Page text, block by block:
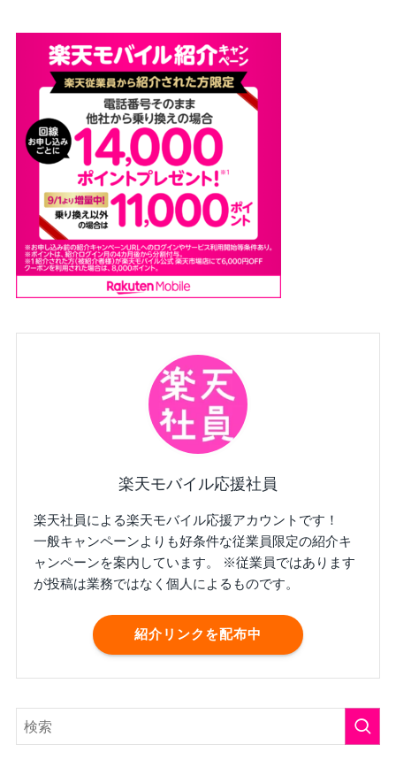
楽天モバイル応援社員
楽天社員による楽天モバイル応援アカウントです！
一般キャンペーンよりも好条件な従業員限定の紹介キ
ャンペーンを案内しています。 ※従業員ではあります
が投稿は業務ではなく個人によるものです。
紹介リンクを配布中